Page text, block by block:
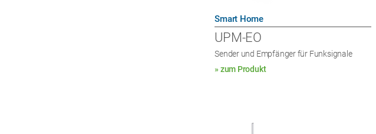
Smart Home
UPM-EO
Sender und Empfänger für Funksignale
» zum Produkt